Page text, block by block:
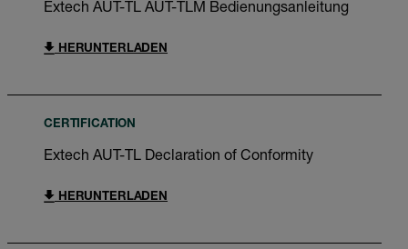
Extech AUT-TL AUT-TLM Bedienungsanleitung
HERUNTERLADEN
CERTIFICATION
Extech AUT-TL Declaration of Conformity
HERUNTERLADEN